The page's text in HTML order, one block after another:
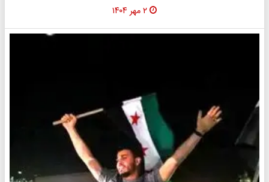
۲ مهر ۱۴۰۴